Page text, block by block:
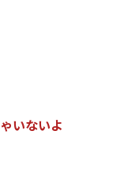
ゃいないよ